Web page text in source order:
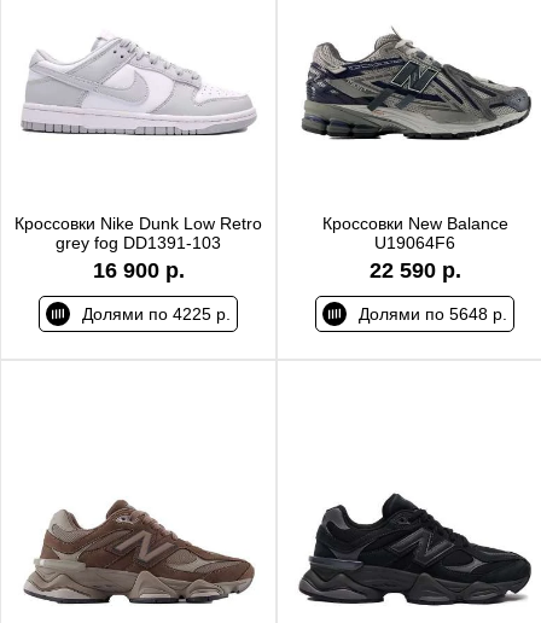
Кроссовки Nike Dunk Low Retro
grey fog DD1391-103
16 900 р.
Долями по 4225 р.
Кроссовки New Balance
U19064F6
22 590 р.
Долями по 5648 р.